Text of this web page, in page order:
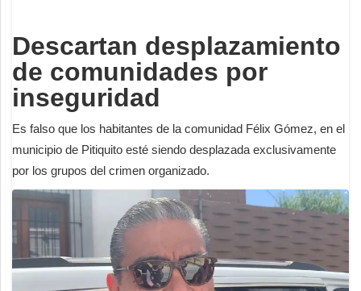
Descartan desplazamiento
de comunidades por
inseguridad
Es falso que los habitantes de la comunidad Félix Gómez, en el
municipio de Pitiquito esté siendo desplazada exclusivamente
por los grupos del crimen organizado.